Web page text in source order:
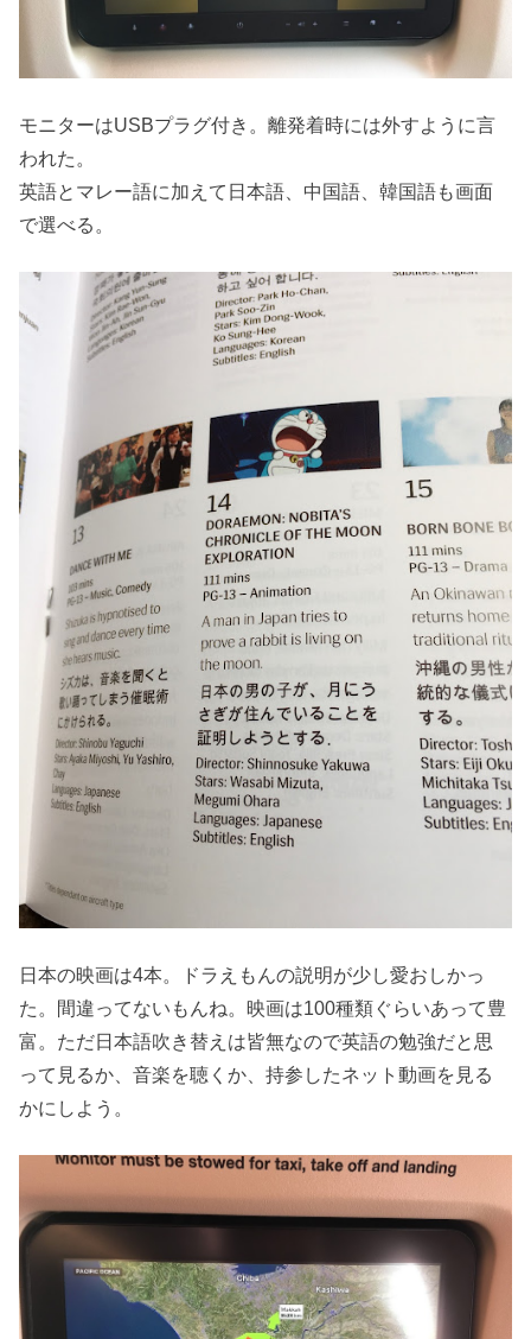
モニターはUSBプラグ付き。離発着時には外すように言
われた。
英語とマレー語に加えて日本語、中国語、韓国語も画面
で選べる。
日本の映画は4本。ドラえもんの説明が少し愛おしかっ
た。間違ってないもんね。映画は100種類ぐらいあって豊
富。ただ日本語吹き替えは皆無なので英語の勉強だと思
って見るか、音楽を聴くか、持参したネット動画を見る
かにしよう。